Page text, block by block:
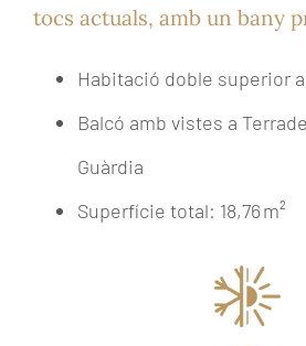
tocs actuals, amb un bany
Habitació doble superior
Balcó amb vistes a
Guàrdia
Superfície total: 18,76 m²